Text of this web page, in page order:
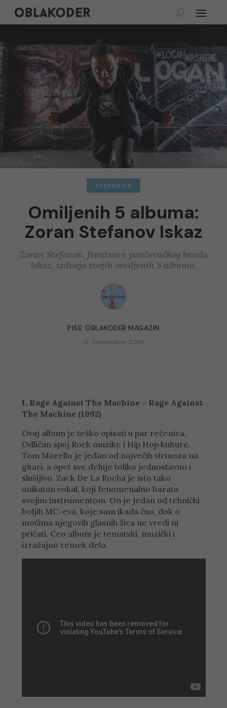
STEPENICE
Omiljenih 5 albuma:
Zoran Stefanov Iskaz
Zoran Stefanov, frontmen pančevačkog benda
Iskaz, izdvaja svojih omiljenih 5 albuma.
PIŠE: OBLAKODER MAGAZIN
12. December 2018
1. Rage Against The Machine – Rage Against
The Machine (1992)
Ovaj album je teško opisati u par rečenica.
Odličan spoj Rock muzike i Hip Hop kulture.
Tom Morello je jedan od najvećih virtuoza na
gitari, a opet sve deluje toliko jednostavno i
slušljivo. Zack De La Rocha je isto tako
unikatan vokal, koji fenomenalno barata
svojim instrumentom. On je jedan od tehnički
boljih MC-eva, koje sam ikada čuo, dok o
moćima njegovih glasnih žica ne vredi ni
pričati. Ceo album je tematski, muzički i
izražajno remek delo.